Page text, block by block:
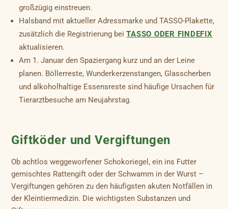
großzügig einstreuen.
Halsband mit aktueller Adressmarke und TASSO-Plakette,
zusätzlich die Registrierung beiTASSO ODER FINDEFIX
aktualisieren.
Am 1. Januar den Spaziergang kurz und an der Leine
planen. Böllerreste, Wunderkerzenstangen, Glasscherben
und alkoholhaltige Essensreste sind häufige Ursachen für
Tierarztbesuche am Neujahrstag.
Giftköder und Vergiftungen
Ob achtlos weggeworfener Schokoriegel, ein ins Futter
gemischtes Rattengift oder der Schwamm in der Wurst –
Vergiftungen gehören zu den häufigsten akuten Notfällen in
der Kleintiermedizin. Die wichtigsten Substanzen und